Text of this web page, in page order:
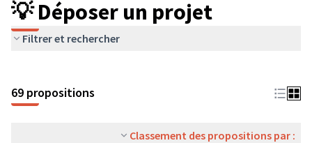
💡 Déposer un projet
Filtrer et rechercher
69 propositions
Classement des propositions par :